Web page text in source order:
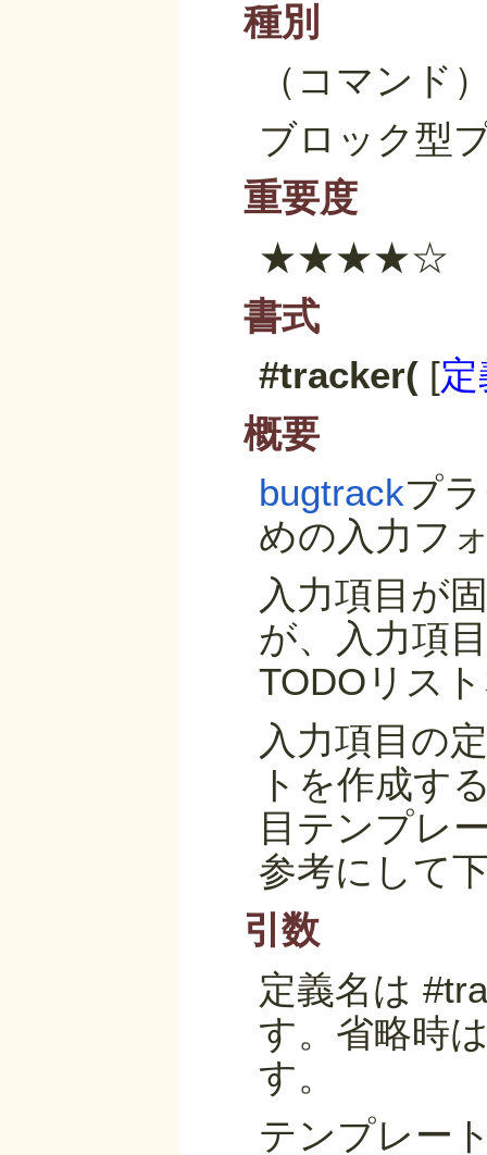
種別
（コマンド
ブロック型
重要度
★★★★☆
書式
#tracker( [
概要
bugtrackプ
めの入力フ
入力項目が
が、入力項
TODOリス
入力項目の
トを作成す
目テンプレ
参考にして
引数
定義名は
す。省略時
す。
テンプレー